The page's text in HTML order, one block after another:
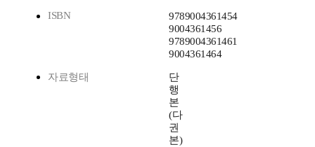
ISBN
9789004361454
9004361456
9789004361461
9004361464
자료형태
단
행
본
(다
권
본)